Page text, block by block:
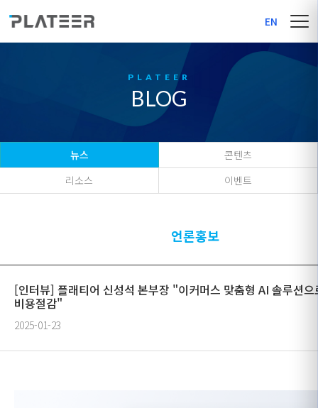
EN
BLOG
뉴스
콘텐츠
리소스
이벤트
언론홍보
[인터뷰] 플래티어 신성석 본부장 "이커머스 맞춤형 AI 솔루션으
비용절감"
2025-01-23